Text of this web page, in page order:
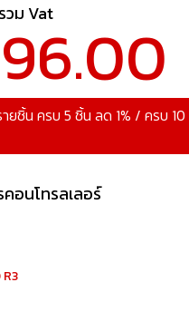
วม Vat
ยชิ้น ครบ 5 ชิ้น ลด 1% / ครบ
อนโทรลเลอร์